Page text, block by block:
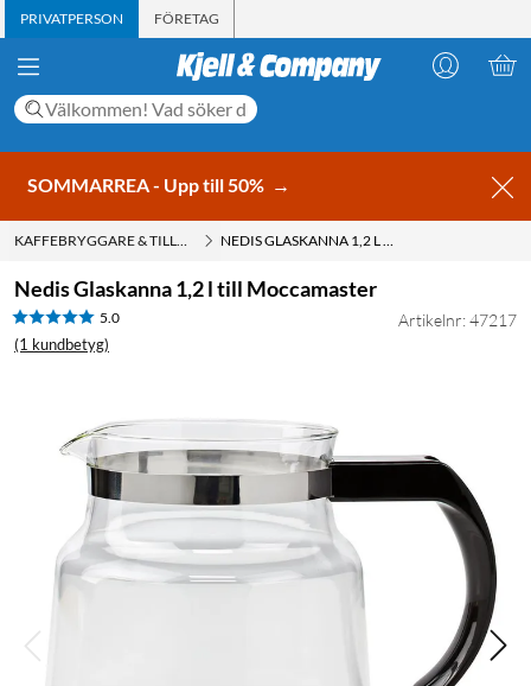
PRIVATPERSON FÖRETAG
SOMMARREA - Upp till 50% →
KAFFEBRYGGARE & TILLBEHÖR NEDIS GLASKANNA 1,2 L TILL MOCCAMASTER
Nedis Glaskanna 1,2 l till Moccamaster
5.0
(1 kundbetyg)
Artikelnr: 47217